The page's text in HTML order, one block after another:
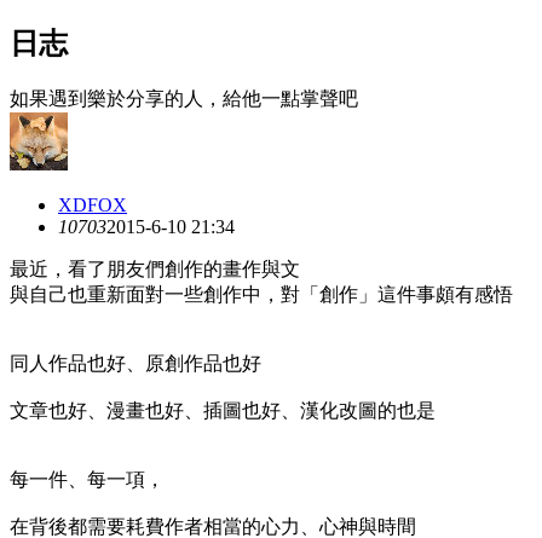
日志
如果遇到樂於分享的人，給他一點掌聲吧
XDFOX
107032015-6-10 21:34
最近，看了朋友們創作的畫作與文
與自己也重新面對一些創作中，對「創作」這件事頗有感悟
同人作品也好、原創作品也好
文章也好、漫畫也好、插圖也好、漢化改圖的也是
每一件、每一項，
在背後都需要耗費作者相當的心力、心神與時間